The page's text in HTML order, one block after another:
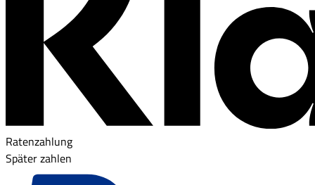
Ratenzahlung
Später zahlen